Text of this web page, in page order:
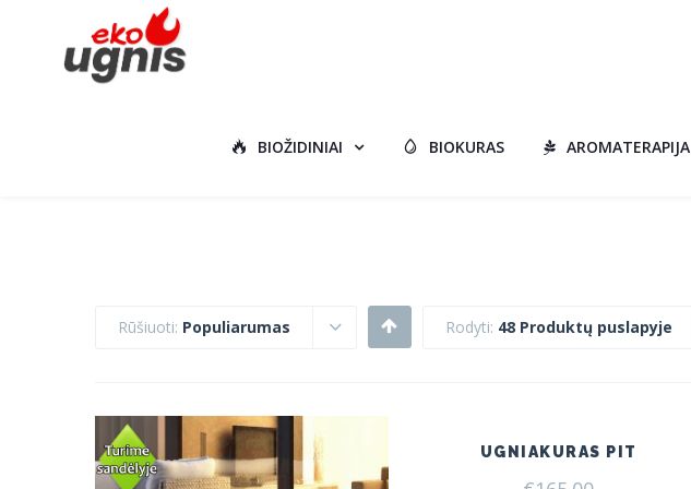
BIOŽIDINIAI BIOKURAS AROMATERAPIJA
Rūšiuoti: Populiarumas Rodyti: 48 Produktų puslapyje
UGNIAKURAS PIT